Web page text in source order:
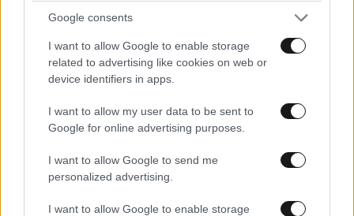
Google consents
I want to allow Google to enable storage
related to advertising like cookies on web or
device identifiers in apps.
I want to allow my user data to be sent to
Google for online advertising purposes.
I want to allow Google to send me
personalized advertising.
I want to allow Google to enable storage
Σε αυτή την έκθεση στο Αρχαίο Θέατρο της
Επιδαύρου ο Χορός βρίσκει τον Χώρο του
και μάθετε πρώτοι όλες τις ειδήσεις